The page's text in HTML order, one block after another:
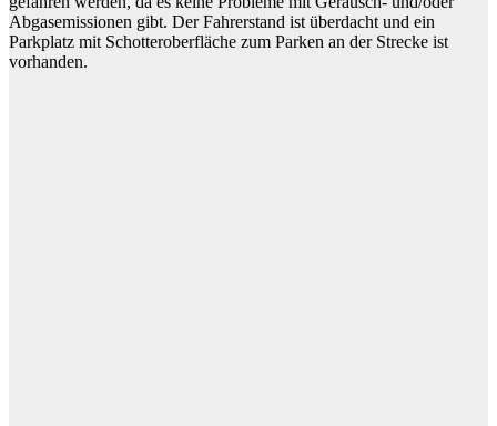
Abgasemissionen gibt. Der Fahrerstand ist überdacht und ein
Parkplatz mit Schotteroberfläche zum Parken an der Strecke ist
vorhanden.